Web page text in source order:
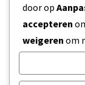
door op
accepteren
weigeren om